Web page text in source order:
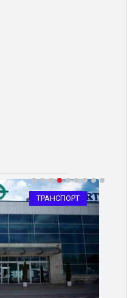
ОБЩЕСТВО